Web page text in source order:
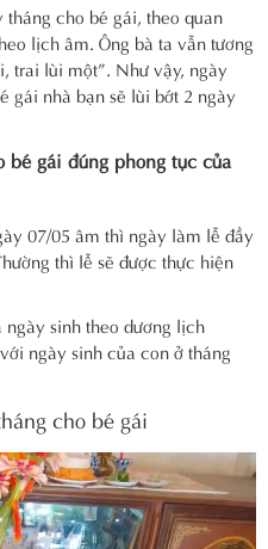
cho bé gái, theo quan
lịch âm. Ông bà ta vẫn tương
trai lùi một”. Như vậy, ngày
gái nhà bạn sẽ lùi bớt 2 ngày
bé gái đúng phong tục của
07/05 âm thì ngày làm lễ đầy
thì lễ sẽ được thực hiện
sinh theo dương lịch
ngày sinh của con ở tháng
cho bé gái